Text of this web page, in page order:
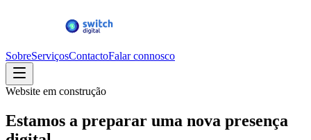
SobreServiçosContactoFalar connosco
Website em construção
Estamos a preparar uma nova presença